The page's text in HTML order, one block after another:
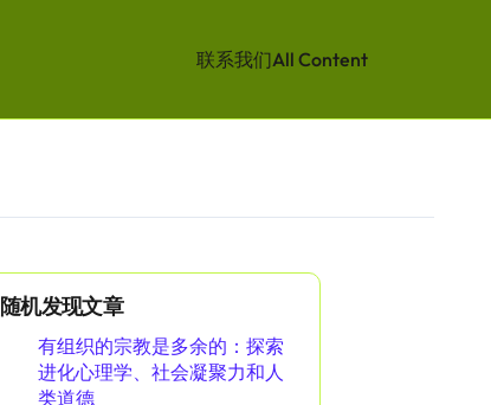
联系我们All Content
随机发现文章
有组织的宗教是多余的：探索
进化心理学、社会凝聚力和人
类道德